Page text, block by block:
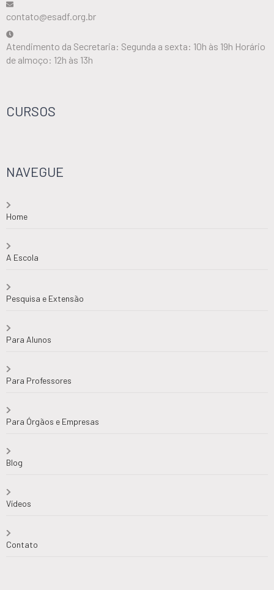
contato@esadf.org.br
Atendimento da Secretaria: Segunda a sexta: 10h às 19h Horário
de almoço: 12h às 13h
CURSOS
NAVEGUE
Home
A Escola
Pesquisa e Extensão
Para Alunos
Para Professores
Para Órgãos e Empresas
Blog
Vídeos
Contato